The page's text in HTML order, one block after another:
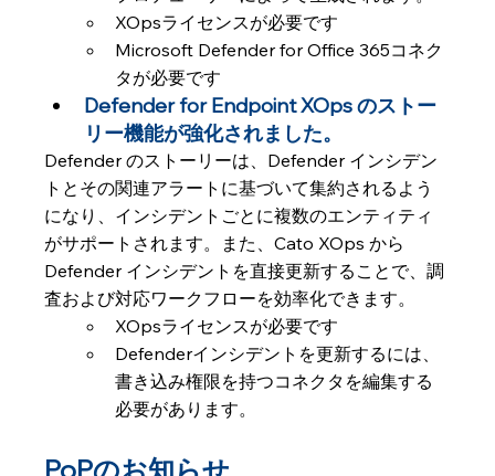
XOpsライセンスが必要です
Microsoft Defender for Office 365コネク
タが必要です
Defender for Endpoint XOps のストー
リー機能が強化されました。
Defender のストーリーは、Defender インシデン
トとその関連アラートに基づいて集約されるよう
になり、インシデントごとに複数のエンティティ
がサポートされます。また、Cato XOps から
Defender インシデントを直接更新することで、調
査および対応ワークフローを効率化できます。
XOpsライセンスが必要です
Defenderインシデントを更新するには、
書き込み権限を持つコネクタを編集する
必要があります。
PoPのお知らせ